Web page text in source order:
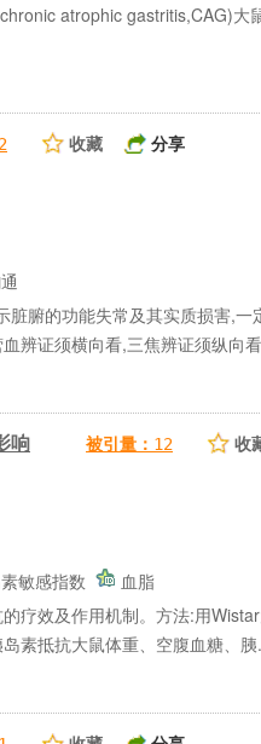
atrophic gastritis,CAG)
收藏
分享
腑的功能失常及其实质损害,
辨证须横向看,三焦辨证须纵向
响 被引量： 12 收
敏感指数
血脂
疗效及作用机制。方法:用
素抵抗大鼠体重、空腹血糖、胰